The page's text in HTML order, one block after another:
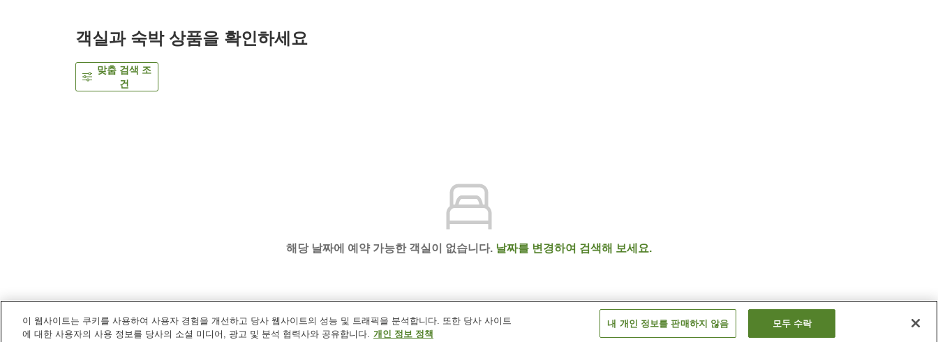
객실과 숙박 상품을 확인하세요
맞춤 검색 조
건
해당 날짜에 예약 가능한 객실이 없습니다. 날짜를 변경하여 검색해 보세요.
홈 일본 히로시마 히로시마시 비아 인 프라임 히로시마 신칸센구치 모미지노유
이 웹사이트는 쿠키를 사용하여 사용자 경험을 개선하고 당사 웹사이트의 성능 및 트래픽을 분석합니다. 또한 당사 사이트
에 대한 사용자의 사용 정보를 당사의 소셜 미디어, 광고 및 분석 협력사와 공유합니다. 개인 정보 정책
내 개인 정보를 판매하지 않음 모두 수락